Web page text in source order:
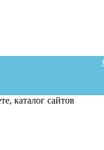
каталог сайтов